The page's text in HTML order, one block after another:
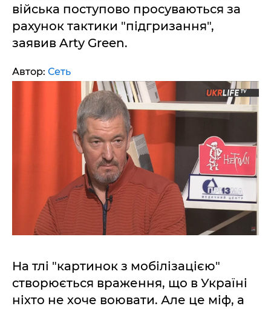
війська поступово просуваються за
рахунок тактики "підгризання",
заявив Arty Green.
Автор: Сеть
На тлі "картинок з мобілізацією"
створюється враження, що в Україні
ніхто не хоче воювати. Але це міф, а